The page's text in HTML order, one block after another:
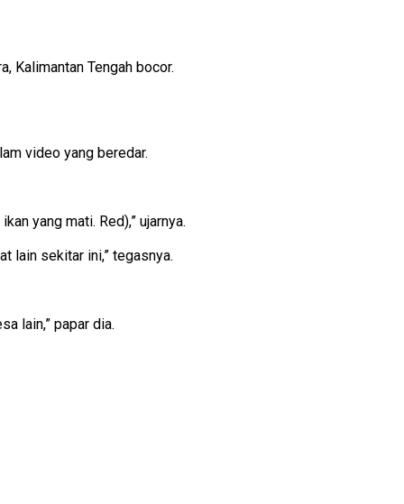
Kalimantan Tengah bocor.
video yang beredar.
yang mati. Red),” ujarnya.
lain sekitar ini,” tegasnya.
lain,” papar dia.